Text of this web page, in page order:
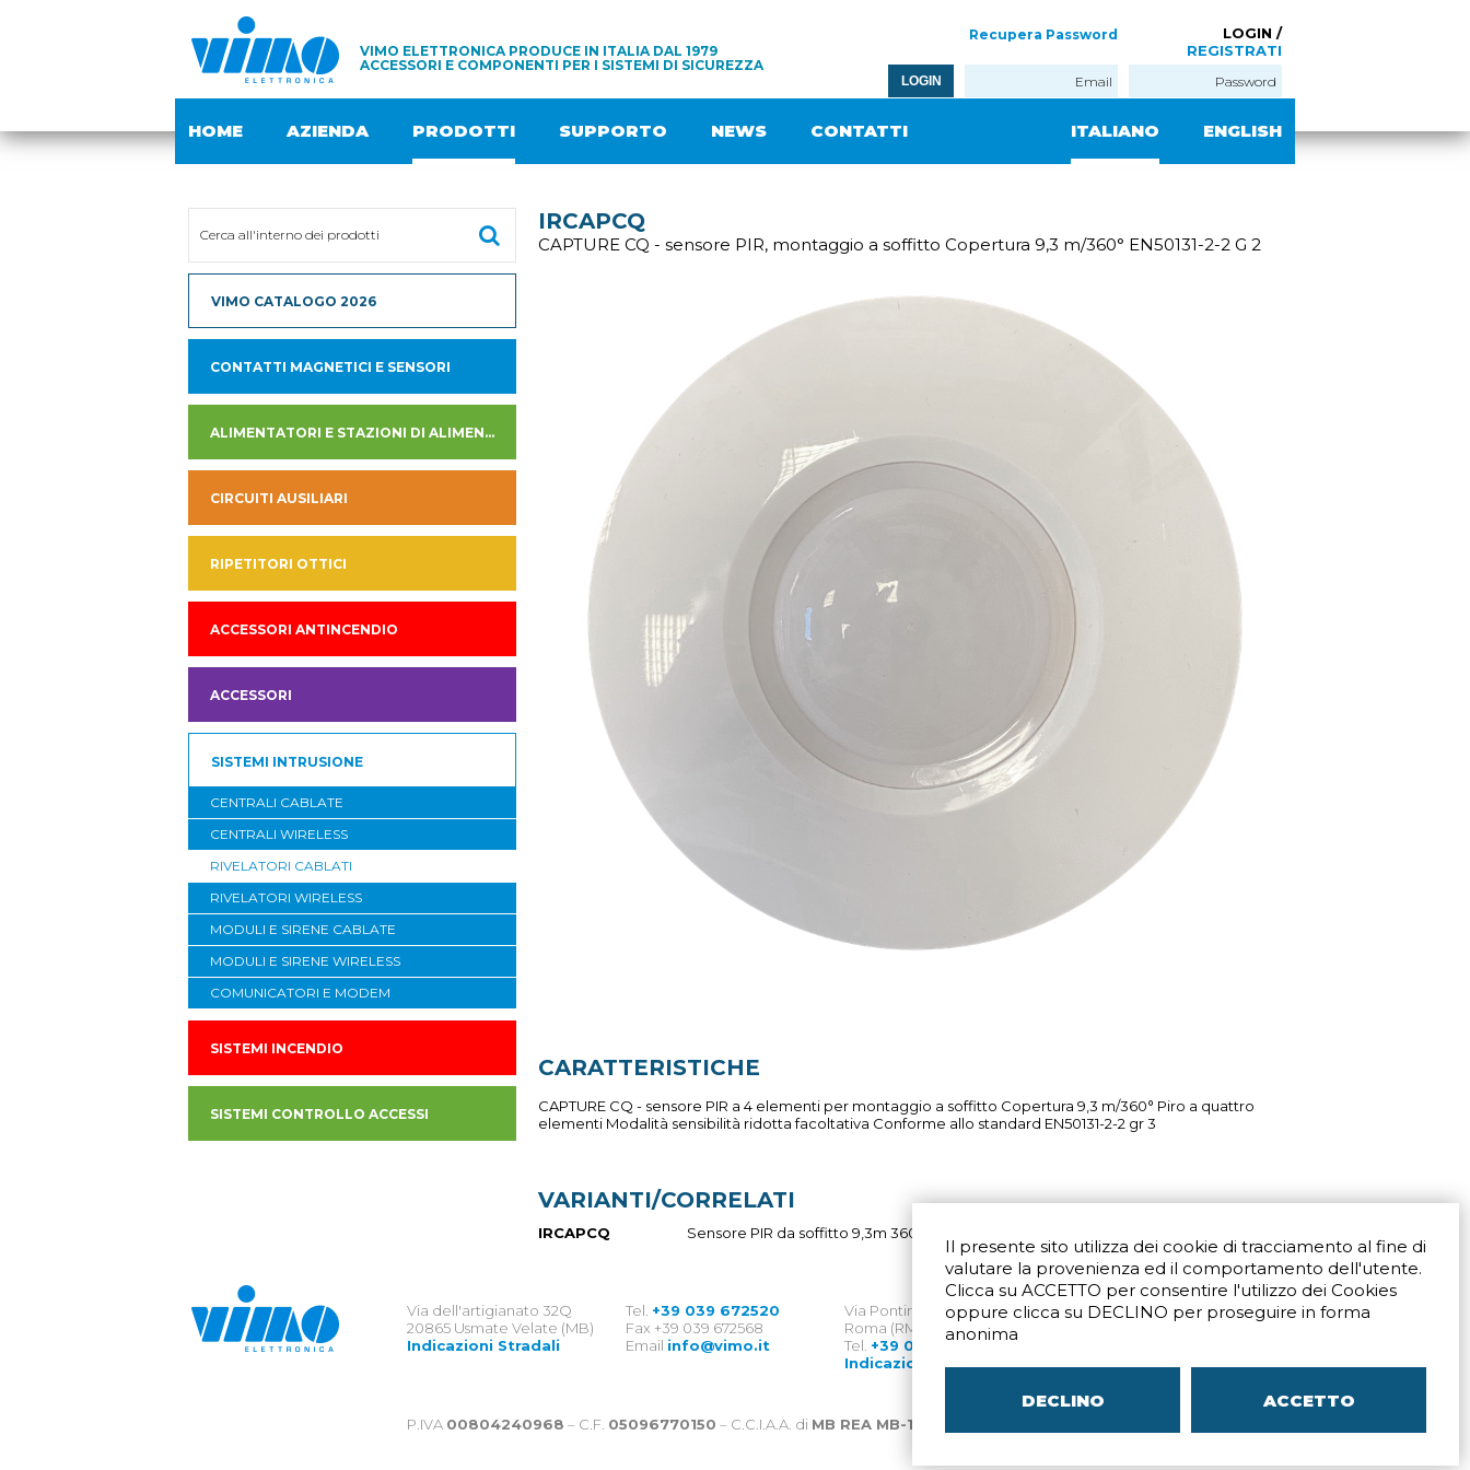
Il presente sito utilizza dei cookie di tracciamento al fine di
valutare la provenienza ed il comportamento dell'utente.
Clicca su ACCETTO per consentire l'utilizzo dei Cookies
oppure clicca su DECLINO per proseguire in forma
anonima
DECLINO ACCETTO
VIMO ELETTRONICA PRODUCE IN ITALIA DAL 1979
ACCESSORI E COMPONENTI PER I SISTEMI DI SICUREZZA
LOGIN /
REGISTRATI
Recupera Password
LOGIN
HOME AZIENDA PRODOTTI SUPPORTO NEWS CONTATTI ENGLISH
ITALIANO
VIMO CATALOGO 2026
CONTATTI MAGNETICI E SENSORI
ALIMENTATORI E STAZIONI DI ALIMENTAZIONE
CIRCUITI AUSILIARI
RIPETITORI OTTICI
ACCESSORI ANTINCENDIO
ACCESSORI
SISTEMI INTRUSIONE
CENTRALI CABLATE
CENTRALI WIRELESS
RIVELATORI CABLATI
RIVELATORI WIRELESS
MODULI E SIRENE CABLATE
MODULI E SIRENE WIRELESS
COMUNICATORI E MODEM
SISTEMI INCENDIO
SISTEMI CONTROLLO ACCESSI
IRCAPCQ
CAPTURE CQ - sensore PIR, montaggio a soffitto Copertura 9,3 m/360° EN50131-2-2 G 2
CARATTERISTICHE
CAPTURE CQ - sensore PIR a 4 elementi per montaggio a soffitto Copertura 9,3 m/360° Piro a quattro
elementi Modalità sensibilità ridotta facoltativa Conforme allo standard EN50131-2-2 gr 3
VARIANTI/CORRELATI
IRCAPCQ Sensore PIR da soffitto 9,3m 360°
Via dell'artigianato 32Q
20865 Usmate Velate (MB)
Indicazioni Stradali
Tel. +39 039 672520
Fax +39 039 672568
Email info@vimo.it
Via Pontina 583
Roma (RM) 00128
Tel. +39 06 80079273
Indicazioni Stradali
Via San Crispino 64
P.IVA 00804240968 – C.F. 05096770150 – C.C.I.A.A. di MB REA MB-1176225